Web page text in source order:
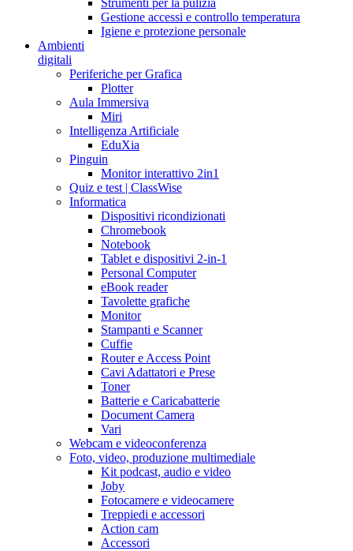
Gestione accessi e controllo temperatura
Igiene e protezione personale
Ambienti
digitali
Periferiche per Grafica
Plotter
Aula Immersiva
Miri
Intelligenza Artificiale
EduXia
Pinguin
Monitor interattivo 2in1
Quiz e test | ClassWise
Informatica
Dispositivi ricondizionati
Chromebook
Notebook
Tablet e dispositivi 2-in-1
Personal Computer
eBook reader
Tavolette grafiche
Monitor
Stampanti e Scanner
Cuffie
Router e Access Point
Cavi Adattatori e Prese
Toner
Batterie e Caricabatterie
Document Camera
Vari
Webcam e videoconferenza
Foto, video, produzione multimediale
Kit podcast, audio e video
Joby
Fotocamere e videocamere
Treppiedi e accessori
Action cam
Accessori